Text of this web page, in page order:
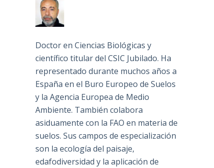
Doctor en Ciencias Biológicas y
científico titular del CSIC Jubilado. Ha
representado durante muchos años a
España en el Buro Europeo de Suelos
y la Agencia Europea de Medio
Ambiente. También colabora
asiduamente con la FAO en materia de
suelos. Sus campos de especialización
son la ecología del paisaje,
edafodiversidad y la aplicación de